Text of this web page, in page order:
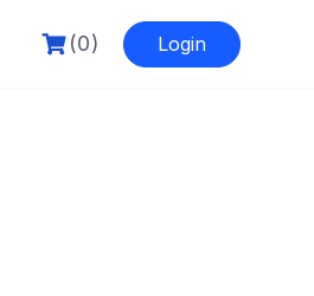
(0) Login